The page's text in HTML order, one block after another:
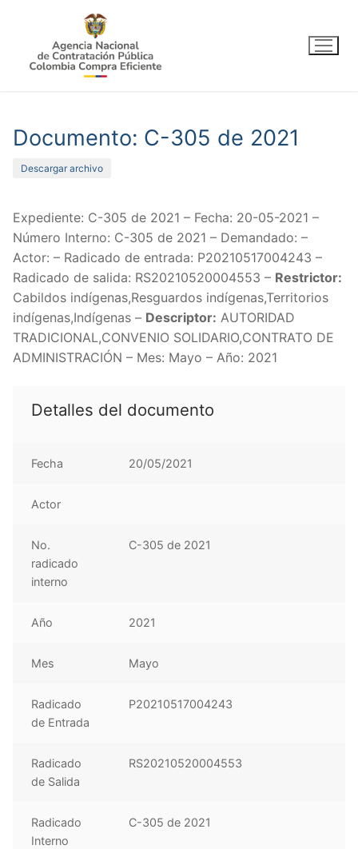
contenido
Documento: C-305 de 2021
Descargar archivo
Expediente: C-305 de 2021 – Fecha: 20-05-2021 –
Número Interno: C-305 de 2021 – Demandado: –
Actor: – Radicado de entrada: P20210517004243 –
Radicado de salida: RS20210520004553 – Restrictor:
Cabildos indígenas,Resguardos indígenas,Territorios
indígenas,Indígenas – Descriptor: AUTORIDAD
TRADICIONAL,CONVENIO SOLIDARIO,CONTRATO DE
ADMINISTRACIÓN – Mes: Mayo – Año: 2021
Detalles del documento
Fecha 20/05/2021
Actor
No.
radicado
interno
C-305 de 2021
Año 2021
Mes Mayo
Radicado
de Entrada
P20210517004243
Radicado
de Salida
RS20210520004553
Radicado
Interno
C-305 de 2021